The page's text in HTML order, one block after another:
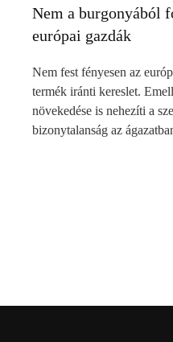
Nem a burgonyából
európai gazdák
Nem fest fényesen az
termék iránti kereslet.
növekedése is nehezíti a
bizonytalanság az